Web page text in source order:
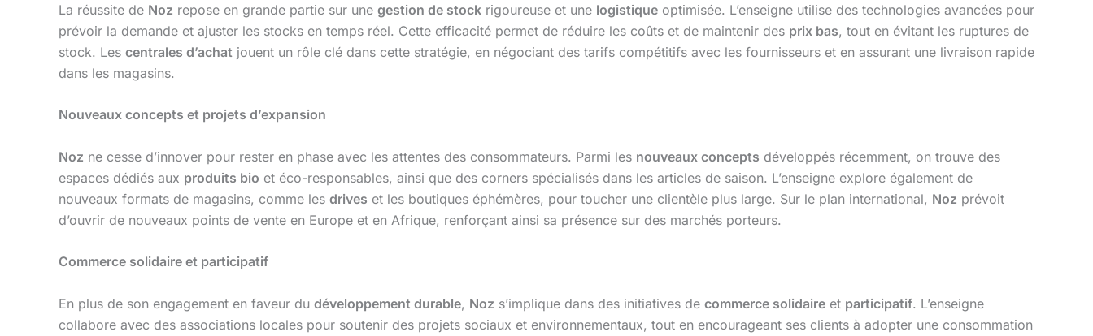
La réussite de Noz repose en grande partie sur une gestion de stock rigoureuse et une logistique optimisée. L’enseigne utilise des technologies avancées pour
prévoir la demande et ajuster les stocks en temps réel. Cette efficacité permet de réduire les coûts et de maintenir des prix bas, tout en évitant les ruptures de
stock. Les centrales d’achat jouent un rôle clé dans cette stratégie, en négociant des tarifs compétitifs avec les fournisseurs et en assurant une livraison rapide
dans les magasins.
Nouveaux concepts et projets d’expansion
Noz ne cesse d’innover pour rester en phase avec les attentes des consommateurs. Parmi les nouveaux concepts développés récemment, on trouve des
espaces dédiés aux produits bio et éco-responsables, ainsi que des corners spécialisés dans les articles de saison. L’enseigne explore également de
nouveaux formats de magasins, comme les drives et les boutiques éphémères, pour toucher une clientèle plus large. Sur le plan international, Noz prévoit
d’ouvrir de nouveaux points de vente en Europe et en Afrique, renforçant ainsi sa présence sur des marchés porteurs.
Commerce solidaire et participatif
En plus de son engagement en faveur du développement durable, Noz s’implique dans des initiatives de commerce solidaire et participatif. L’enseigne
collabore avec des associations locales pour soutenir des projets sociaux et environnementaux, tout en encourageant ses clients à adopter une consommation